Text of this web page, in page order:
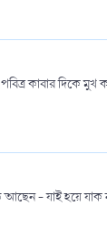
কাবার দিকে মুখ
- যাই হয়ে যাক